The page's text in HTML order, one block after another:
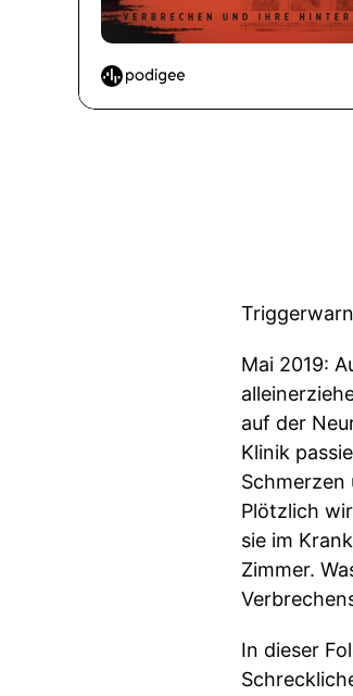
Mai 2019:
auf der
Klinik
Plötzlich
sie im
Zimmer.
In dieser